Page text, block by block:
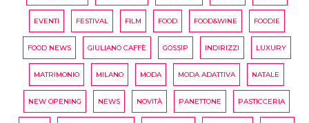
EVENTI FESTIVAL FILM FOOD FOOD&WINE FOODIE
FOOD NEWS GIULIANO CAFFÈ GOSSIP INDIRIZZI LUXURY
MATRIMONIO MILANO MODA MODA ADATTIVA NATALE
NEW OPENING NEWS NOVITÀ PANETTONE PASTICCERIA